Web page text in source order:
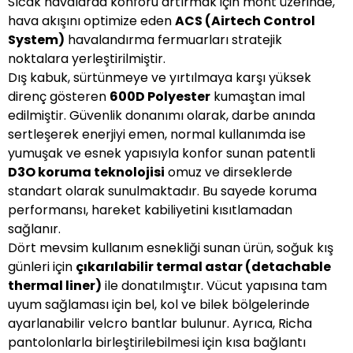
hava akışını optimize edenACS (Airtech Control
System) havalandırma fermuarları stratejik
noktalara yerleştirilmiştir.
Dış kabuk, sürtünmeye ve yırtılmaya karşı yüksek
direnç gösteren 600D Polyester kumaştan imal
edilmiştir. Güvenlik donanımı olarak, darbe anında
sertleşerek enerjiyi emen, normal kullanımda ise
yumuşak ve esnek yapısıyla konfor sunan patentli
D3O koruma teknolojisi omuz ve dirseklerde
standart olarak sunulmaktadır. Bu sayede koruma
performansı, hareket kabiliyetini kısıtlamadan
sağlanır.
Dört mevsim kullanım esnekliği sunan ürün, soğuk kış
günleri için çıkarılabilir termal astar (detachable
thermal liner) ile donatılmıştır. Vücut yapısına tam
uyum sağlaması için bel, kol ve bilek bölgelerinde
ayarlanabilir velcro bantlar bulunur. Ayrıca, Richa
pantolonlarla birleştirilebilmesi için kısa bağlantı